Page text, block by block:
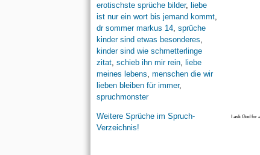
erotischste sprüche bilder, liebe
ist nur ein wort bis jemand kommt,
dr sommer markus 14, sprüche
kinder sind etwas besonderes,
kinder sind wie schmetterlinge
zitat, schieb ihn mir rein, liebe
meines lebens, menschen die wir
lieben bleiben für immer,
spruchmonster
Weitere Sprüche im Spruch-
Verzeichnis!
I ask God for